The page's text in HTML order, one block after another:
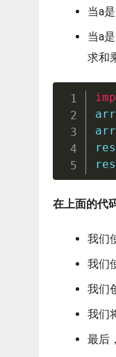
当a
当a
求和
在上面的代
我们
我们
我们
我们
最后